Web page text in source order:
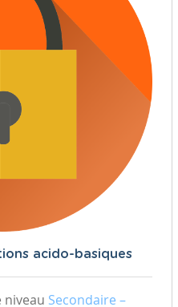
acido-basiques
niveau Secondaire –